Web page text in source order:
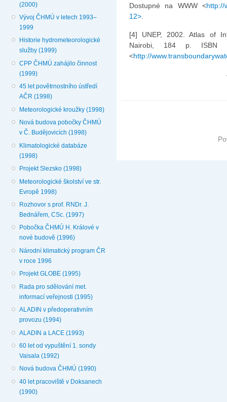
(2000)
Vývoj ČHMÚ v letech 1993–
1999
Historie hydrometeorologické
služby (1999)
CPP ČHMÚ zahájilo činnost
(1999)
45 let povětrnostního ústředí
AČR (1998)
Meteorologické kroužky (1998)
Nová budova pobočky ČHMÚ
v Č. Budějovicích (1998)
Klimatologické databáze
(1998)
Projekt Slezsko (1998)
Meteorologické školství ve str.
Evropě 1998)
Rozhovor s prof. RNDr. J.
Bednářem, CSc. (1997)
Pobočka ČHMÚ H. Králové v
nové budově (1996)
Národní klimatický program ČR
v roce 1996
Projekt GLOBE (1995)
Rada pro sdělování met.
informací veřejnosti (1995)
ALADIN v předoperativním
provozu (1994)
ALADIN a LACE (1993)
60 let od vypuštění 1. sondy
Vaisala (1992)
Nová budova ČHMÚ (1990)
40 let pracoviště v Doksanech
(1990)
Dostupné na WWW <http://
12>.
[4] UNEP, 2002. Atlas of
Nairobi, 184 p. ISBN
<http://